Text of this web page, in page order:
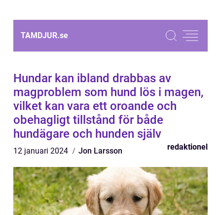
TAMDJUR.se
Hundar kan ibland drabbas av
magproblem som hund lös i magen,
vilket kan vara ett oroande och
obehagligt tillstånd för både
hundägare och hunden själv
12 januari 2024 Jon Larsson redaktionel